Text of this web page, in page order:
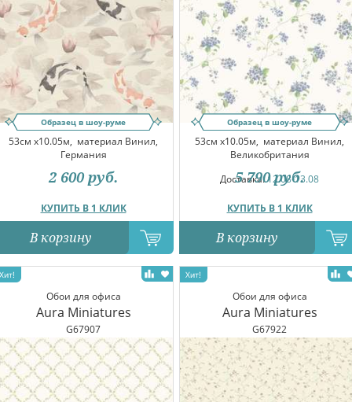
Образец в шоу-руме
53см x10.05м, материал Винил,
Германия
КУПИТЬ В 1 КЛИК
2 600 руб.
В корзину
Образец в шоу-руме
53см x10.05м, материал Винил,
Великобритания
Доставка:12.08-13.08
КУПИТЬ В 1 КЛИК
5 790 руб.
В корзину
Обои для офиса
Aura Miniatures
G67907
Обои для офиса
Aura Miniatures
G67922